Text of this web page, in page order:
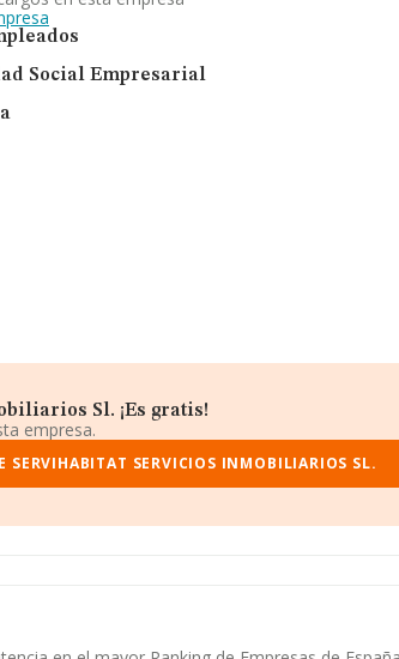
Social Empresarial
Sl. ¡Es gratis!
empresa.
SERVIHABITAT SERVICIOS INMOBILIARIOS SL.